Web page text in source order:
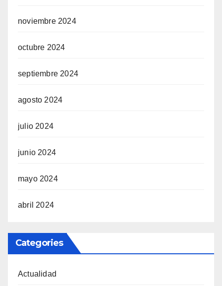
noviembre 2024
octubre 2024
septiembre 2024
agosto 2024
julio 2024
junio 2024
mayo 2024
abril 2024
Categories
Actualidad